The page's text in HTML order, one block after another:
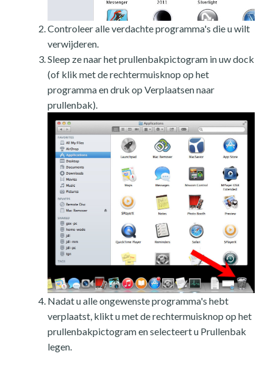
Controleer alle verdachte programma's die u wilt
verwijderen.
Sleep ze naar het prullenbakpictogram in uw dock
(of klik met de rechtermuisknop op het
programma en druk op Verplaatsen naar
prullenbak).
Nadat u alle ongewenste programma's hebt
verplaatst, klikt u met de rechtermuisknop op het
prullenbakpictogram en selecteert u Prullenbak
legen.